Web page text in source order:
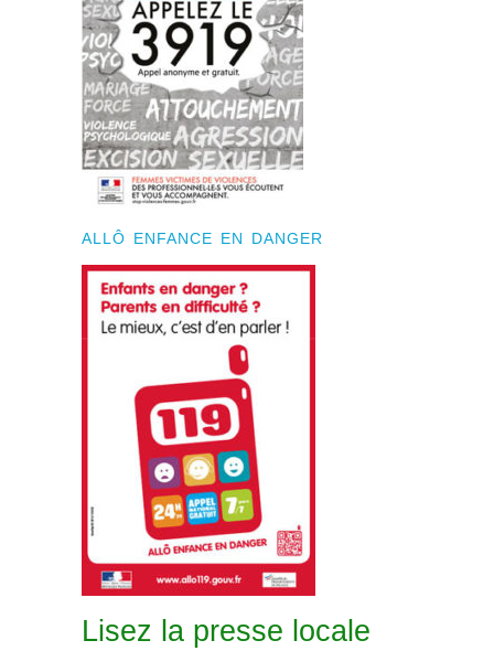
ALLÔ ENFANCE EN DANGER
Lisez la presse locale